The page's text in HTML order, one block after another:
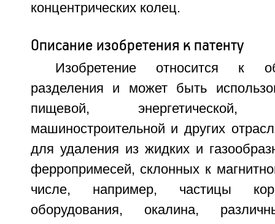
концентрических колец.
Описание изобретения к патенту
Изобретение относится к
разделения и может быть
пищевой, энергетической,
машиностроительной и других
для удаления из жидких и
ферропримесей, склонных к
числе, например, частицы
оборудования, окалина,